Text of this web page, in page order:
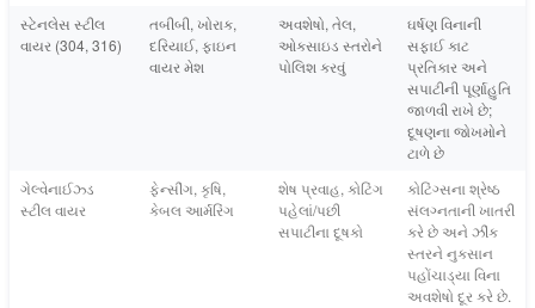
સ્ટેનલેસ સ્ટીલ
વાયર (304, 316)
તબીબી, ખોરાક,
દરિયાઈ, ફાઇન
વાયર મેશ
અવશેષો, તેલ,
ઓક્સાઇડ સ્તરોને
પોલિશ કરવું
ઘર્ષણ વિનાની
સફાઈ કાટ
પ્રતિકાર અને
સપાટીની પૂર્ણાહુતિ
જાળવી રાખે છે;
દૂષણના જોખમોને
ટાળે છે
ગેલ્વેનાઈઝ્ડ
સ્ટીલ વાયર
ફેન્સીંગ, કૃષિ,
કેબલ આર્મરિંગ
શેષ પ્રવાહ, કોટિંગ
પહેલાં/પછી
સપાટીના દૂષકો
કોટિંગ્સના શ્રેષ્ઠ
સંલગ્નતાની ખાતરી
કરે છે અને ઝીંક
સ્તરને નુકસાન
પહોંચાડ્યા વિના
અવશેષો દૂર કરે છે.